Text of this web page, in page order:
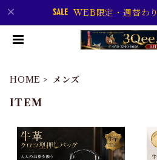
WEB限定・週替わ
HOME メンズ
ITEM